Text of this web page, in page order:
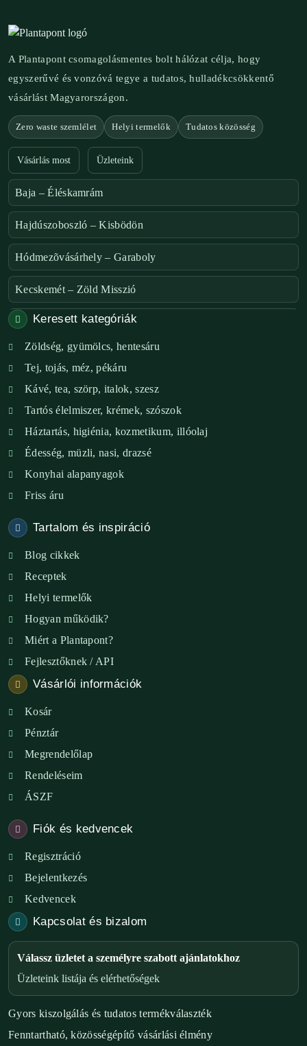
A Plantapont csomagolásmentes bolt hálózat célja, hogy
egyszerűvé és vonzóvá tegye a tudatos, hulladékcsökkentő
vásárlást Magyarországon.
Zero waste szemlélet Helyi termelők Tudatos közösség
Vásárlás most Üzleteink
Baja – Éléskamrám
Hajdúszoboszló – Kisbödön
Hódmezõvásárhely – Garaboly
Kecskemét – Zöld Misszió
Székesfehérvár – Zöld Sarok
Verőce – Miegymás
XI. ker. – Lemérem
XIX. ker. – Boldog Föld
XVIII. ker. – Eni Mag-ház
XXIII. ker. – Panelpék
Keresett kategóriák
Zöldség, gyümölcs, hentesáru
Tej, tojás, méz, pékáru
Kávé, tea, szörp, italok, szesz
Tartós élelmiszer, krémek, szószok
Háztartás, higiénia, kozmetikum, illóolaj
Édesség, müzli, nasi, drazsé
Konyhai alapanyagok
Friss áru
Tartalom és inspiráció
Blog cikkek
Receptek
Helyi termelők
Hogyan működik?
Miért a Plantapont?
Fejlesztőknek / API
Vásárlói információk
Kosár
Pénztár
Megrendelőlap
Rendeléseim
ÁSZF
Fiók és kedvencek
Regisztráció
Bejelentkezés
Kedvencek
Kapcsolat és bizalom
Válassz üzletet a személyre szabott ajánlatokhoz
Üzleteink listája és elérhetőségek
Gyors kiszolgálás és tudatos termékválaszték
Fenntartható, közösségépítő vásárlási élmény